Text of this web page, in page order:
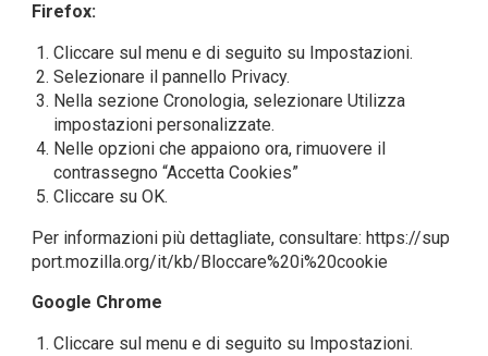
Firefox:
Cliccare sul menu e di seguito su Impostazioni.
Selezionare il pannello Privacy.
Nella sezione Cronologia, selezionare Utilizza
impostazioni personalizzate.
Nelle opzioni che appaiono ora, rimuovere il
contrassegno “Accetta Cookies”
Cliccare su OK.
Per informazioni più dettagliate, consultare: https://sup
port.mozilla.org/it/kb/Bloccare%20i%20cookie
Google Chrome
Cliccare sul menu e di seguito su Impostazioni.